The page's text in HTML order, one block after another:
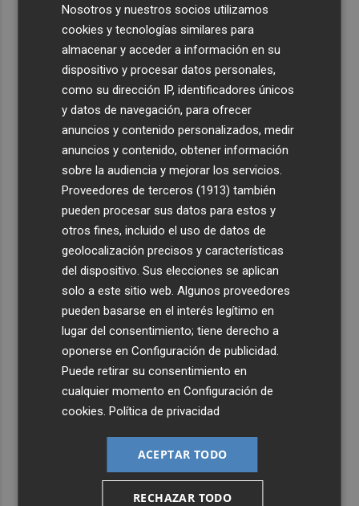
Nosotros y nuestros socios utilizamos
cookies y tecnologías similares para
almacenar y acceder a información en su
dispositivo y procesar datos personales,
como su dirección IP, identificadores únicos
y datos de navegación, para ofrecer
anuncios y contenido personalizados, medir
anuncios y contenido, obtener información
sobre la audiencia y mejorar los servicios.
Proveedores de terceros (1913) también
pueden procesar sus datos para estos y
otros fines, incluido el uso de datos de
geolocalización precisos y características
del dispositivo. Sus elecciones se aplican
solo a este sitio web. Algunos proveedores
pueden basarse en el interés legítimo en
lugar del consentimiento; tiene derecho a
oponerse enConfiguración de publicidad
Puede retirar su consentimiento en
cualquier momento enConfiguración de
cookies .Política de privacidad
ACEPTAR TODO
RECHAZAR TODO